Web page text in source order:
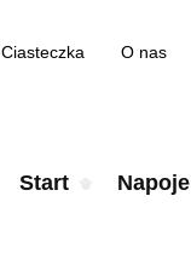
Ciasteczka O nas
Start Napoje